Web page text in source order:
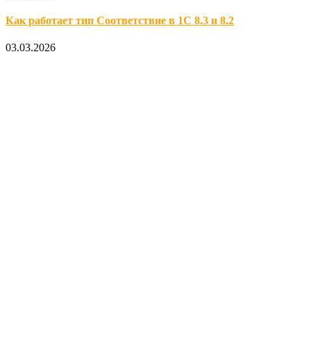
Как работает тип Соответствие в 1С 8.3 и 8.2
03.03.2026